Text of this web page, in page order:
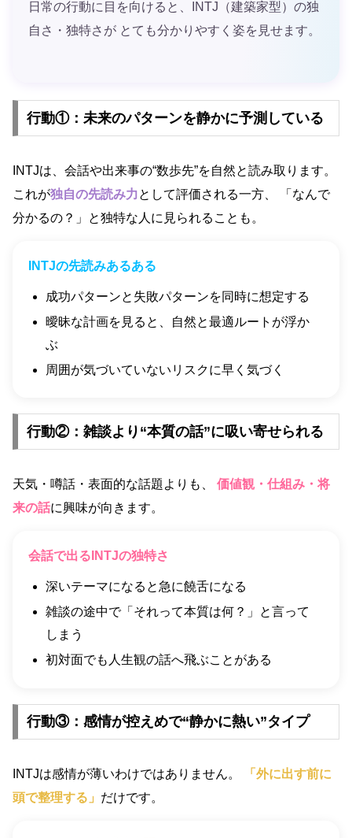
日常の行動に目を向けると、INTJ（建築家型）の独
自さ・独特さが とても分かりやすく姿を見せます。
行動①：未来のパターンを静かに予測している
INTJは、会話や出来事の“数歩先”を自然と読み取ります。
これが独自の先読み力として評価される一方、 「なんで
分かるの？」と独特な人に見られることも。
INTJの先読みあるある
成功パターンと失敗パターンを同時に想定する
曖昧な計画を見ると、自然と最適ルートが浮か
ぶ
周囲が気づいていないリスクに早く気づく
行動②：雑談より“本質の話”に吸い寄せられる
天気・噂話・表面的な話題よりも、 価値観・仕組み・将
来の話に興味が向きます。
会話で出るINTJの独特さ
深いテーマになると急に饒舌になる
雑談の途中で「それって本質は何？」と言って
しまう
初対面でも人生観の話へ飛ぶことがある
行動③：感情が控えめで“静かに熱い”タイプ
INTJは感情が薄いわけではありません。
「外に出す前に
頭で整理する」 だけです。